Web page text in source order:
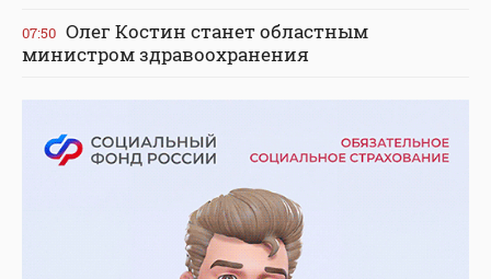
07:50 Олег Костин станет областным
министром здравоохранения